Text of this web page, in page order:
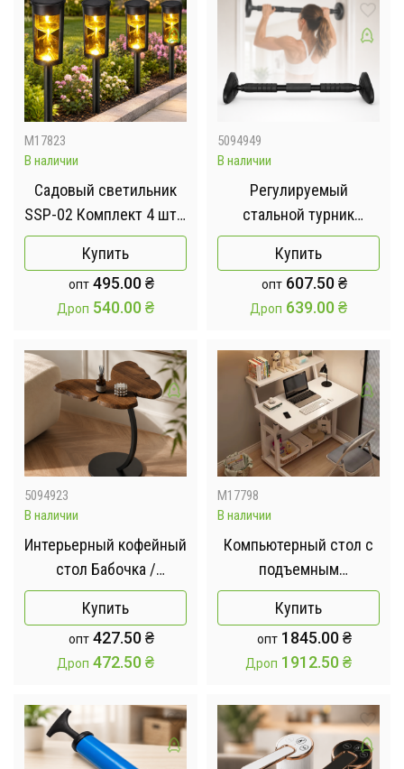
M17823
В наличии
Садовый светильник
SSP-02 Комплект 4 шт /
Фонарь на солнечной
панели, аккумуляторе /
Комплект
автоматических
Купить
опт 495.00₴
Дроп 540.00₴
5094949
В наличии
Регулируемый
стальной турник
распорный Trizand X-
подтягиваний и
упражнений до 180 кг
Купить
опт 607.50₴
Дроп 639.00₴
5094923
В наличии
Интерьерный кофейный
стол Бабочка /
Журнальный столик /
Прикроватный стол
Темное-дерево
Купить
опт 427.50₴
Дроп 472.50₴
M17798
В наличии
Компьютерный стол с
подъемным
механизмом / Рабочий
стол на колесах + полка
для хранения
60х60х80см
Купить
опт 1845.00₴
Дроп 1912.50₴